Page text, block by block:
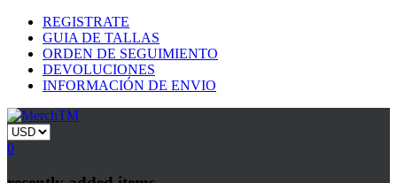
REGISTRATE
GUIA DE TALLAS
ORDEN DE SEGUIMIENTO
DEVOLUCIONES
INFORMACIÓN DE ENVIO
0